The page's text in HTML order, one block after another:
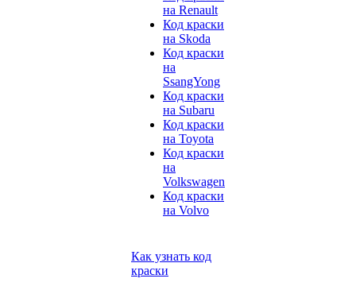
на Renault
Код краски
на Skoda
Код краски
на
SsangYong
Код краски
на Subaru
Код краски
на Toyota
Код краски
на
Volkswagen
Код краски
на Volvo
Как узнать код
краски